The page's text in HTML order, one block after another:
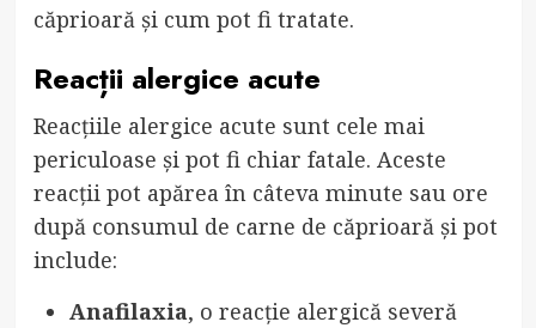
căprioară și cum pot fi tratate.
Reacții alergice acute
Reacțiile alergice acute sunt cele mai
periculoase și pot fi chiar fatale. Aceste
reacții pot apărea în câteva minute sau ore
după consumul de carne de căprioară și pot
include:
Anafilaxia, o reacție alergică severă